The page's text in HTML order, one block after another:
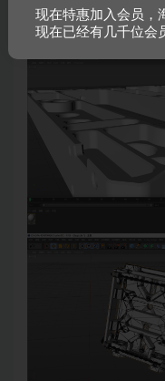
现在特惠加入会员，
现在已经有几千位会